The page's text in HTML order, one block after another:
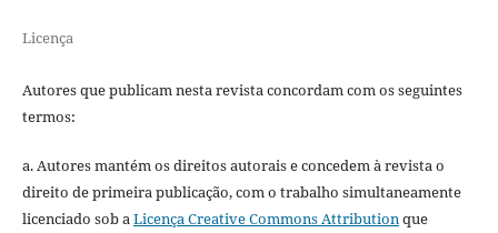
Licença
Autores que publicam nesta revista concordam com os seguintes
termos:
a. Autores mantém os direitos autorais e concedem à revista o
direito de primeira publicação, com o trabalho simultaneamente
licenciado sob aLicença Creative Commons Attributionque